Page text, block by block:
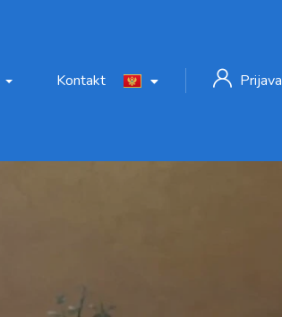
Kontakt Prijava